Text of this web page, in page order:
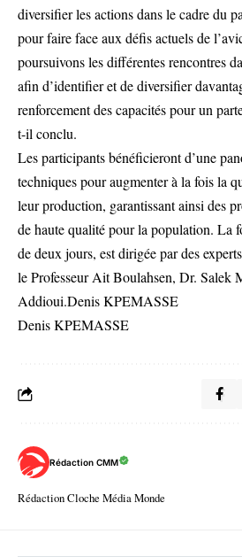
diversifier les actions dans le cadre du
pour faire face aux défis actuels de
poursuivons les différentes rencontres
afin d’identifier et de diversifier
renforcement des capacités pour un
t-il conclu.
Les participants bénéficieront d’une
techniques pour augmenter à la fois la
leur production, garantissant ainsi des
de haute qualité pour la population. La
de deux jours, est dirigée par des
le Professeur Ait Boulahsen, Dr. Salek
Addioui.Denis KPEMASSE
Denis KPEMASSE
Rédaction CMM
Rédaction Cloche Média Monde